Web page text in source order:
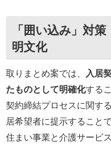
「囲い込み」対
明文化
取りまとめ案では、 入居
たものとして明確化する
契約締結プロセスに関す
居希望者に提示すること
住まい事業と介護サービ